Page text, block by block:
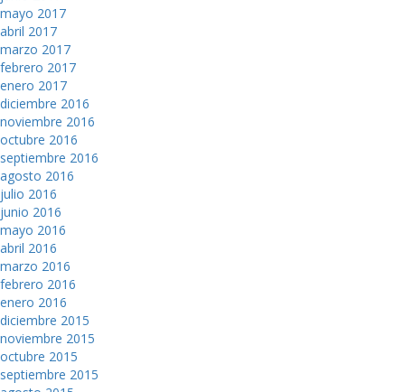
mayo 2017
abril 2017
marzo 2017
febrero 2017
enero 2017
diciembre 2016
noviembre 2016
octubre 2016
septiembre 2016
agosto 2016
julio 2016
junio 2016
mayo 2016
abril 2016
marzo 2016
febrero 2016
enero 2016
diciembre 2015
noviembre 2015
octubre 2015
septiembre 2015